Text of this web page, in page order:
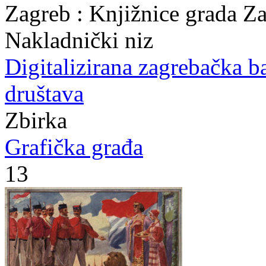
Zagreb : Knjižnice grada
Nakladnički niz
Digitalizirana zagrebačka
društava
Zbirka
Grafička građa
13